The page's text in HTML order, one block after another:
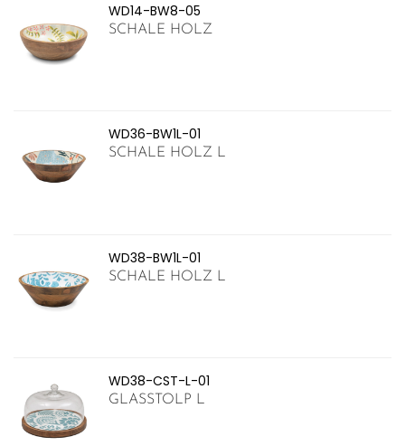
WD14-BW8-05
SCHALE HOLZ
WD36-BW1L-01
SCHALE HOLZ L
WD38-BW1L-01
SCHALE HOLZ L
WD38-CST-L-01
GLASSTOLP L